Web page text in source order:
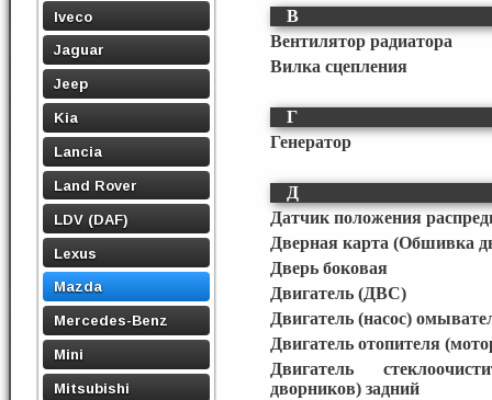
Iveco
Jaguar
Jeep
Kia
Lancia
Land Rover
LDV (DAF)
Lexus
Mazda
Mercedes-Benz
Mini
Mitsubishi
В
Вентилятор радиатора
Вилка сцепления
Г
Генератор
Д
Датчик положения
Дверная карта (Обшивка
Дверь боковая
Двигатель (ДВС)
Двигатель (насос)
Двигатель отопителя
Двигатель
дворников) задний